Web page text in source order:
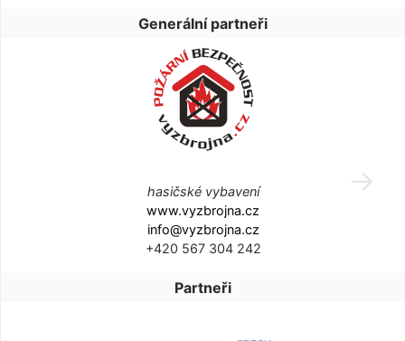
Generální partneři
hasičské vybavení
www.vyzbrojna.cz
info@vyzbrojna.cz
+420 567 304 242
Partneři